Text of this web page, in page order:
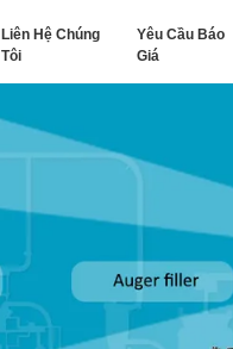
Liên Hệ Chúng
Tôi
Yêu Cầu Báo
Giá